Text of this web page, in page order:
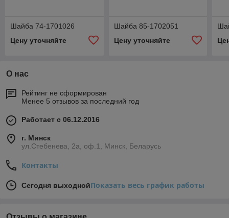
Шайба 74-1701026
Цену уточняйте
Шайба 85-1702051
Цену уточняйте
О нас
Рейтинг не сформирован
Менее 5 отзывов за последний год
Работает с 06.12.2016
г. Минск
ул.Стебенева, 2а, оф.1, Минск, Беларусь
Контакты
Сегодня выходнойПоказать весь график работы